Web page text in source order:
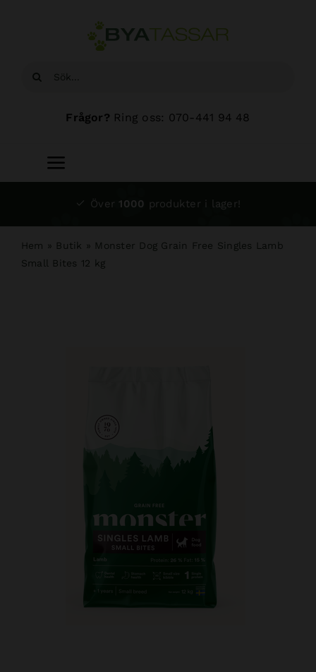
Sök
Frågor? Ring oss: 070-441 94 48
Toggle
Navigation
Hundsalong
Över 1000 produkter i lager!
Hem » Butik » Monster Dog Grain Free Singles Lamb
Small Bites 12 kg